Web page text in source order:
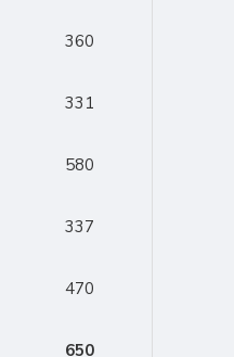
360
331
580
337
470
650